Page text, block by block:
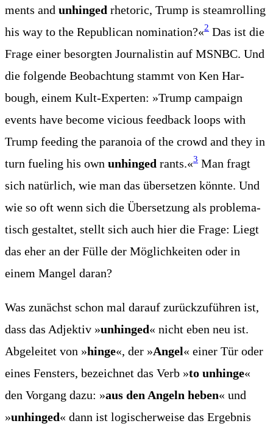
ments and unhin­ged rhe­to­ric, Trump is steam­rol­ling
his way to the Repu­bli­can nomi­na­ti­on?«2 Das ist die
Fra­ge einer besorg­ten Jour­na­lis­tin auf MSNBC. Und
die fol­gen­de Beob­ach­tung stammt von Ken Har­
bough, einem Kult-Exper­ten: »Trump cam­paign
events have beco­me vicious feed­back loops with
Trump fee­ding the para­noia of the crowd and they in
turn fue­ling his own unhin­ged rants.«3 Man fragt
sich natür­lich, wie man das über­set­zen könn­te. Und
wie so oft wenn sich die Über­set­zung als pro­ble­ma­
tisch gestal­tet, stellt sich auch hier die Fra­ge: Liegt
das eher an der Fül­le der Mög­lich­kei­ten oder in
einem Man­gel daran?
Was zunächst schon mal dar­auf zurück­zu­füh­ren ist,
dass das Adjek­tiv »unhin­ged« nicht eben neu ist.
Abge­lei­tet von »hin­ge«, der »Angel« einer Tür oder
eines Fens­ters, bezeich­net das Verb »to unhin­ge«
den Vor­gang dazu: »aus den Angeln heben« und
»unhin­ged« dann ist logi­scher­wei­se das Ergeb­nis